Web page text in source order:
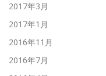
2017年3月
2017年1月
2016年11月
2016年7月